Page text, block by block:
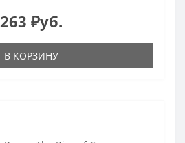
263 ₽уб.
В КОРЗИНУ